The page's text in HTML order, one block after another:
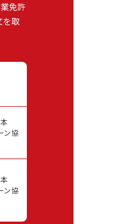
免許
を取
ン協
ン協